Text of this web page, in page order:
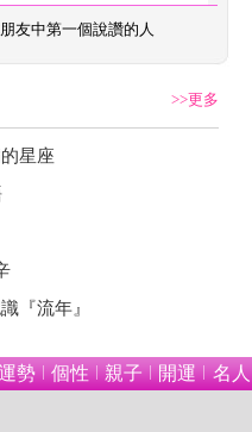
友中第一個說讚的人
>>更多
星座
『流年』
勢 個性 親子 開運 名人